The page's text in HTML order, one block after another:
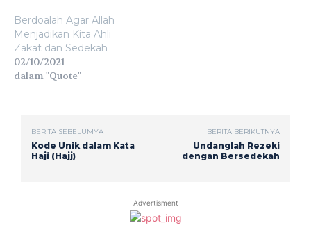
Hurairah ra. disebutkan
bahwa Rasulullah ﷺ
bersabda: "Siapa…
Berdoalah Agar Allah
Menjadikan Kita Ahli
Zakat dan Sedekah
02/10/2021
dalam "Quote"
BERITA SEBELUMYA
Kode Unik dalam Kata
Haji (Hajj)
BERITA BERIKUTNYA
Undanglah Rezeki
dengan Bersedekah
Advertisment